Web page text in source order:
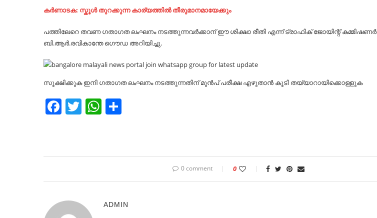
കർണാടക: സ്കൂൾ തുറക്കുന്ന കാര്യത്തിൽ തീരുമാനമായേക്കും
പത്തിലേറെ തവണ ഗതാഗത ലംഘനം നടത്തുന്നവര്‍ക്കാന് ഈ ശിക്ഷാ രീതി എന്ന് ട്രാഫിക് ജോയിന്റ് കമ്മിഷണര്‍
ബി.ആര്‍.രവികാന്തേ ഗൌഡ അറിയിച്ചു.
സൂക്ഷിക്കുക ഇനി ഗതാഗത ലംഘനം നടത്തുന്നതിന് മുന്‍പ് പരീക്ഷ എഴുതാന്‍ കൂടി തയ്യാറായിക്കൊള്ളുക
Facebook
TwitterWhatsApp
0 comment 0
ADMIN